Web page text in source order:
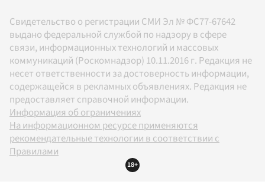
Свидетельство о регистрации СМИ Эл № ФС77-67642
выдано федеральной службой по надзору в сфере
связи, информационных технологий и массовых
коммуникаций (Роскомнадзор) 10.11.2016 г. Редакция не
несет ответственности за достоверность информации,
содержащейся в рекламных объявлениях. Редакция не
предоставляет справочной информации.
Информация об ограничениях
На информационном ресурсе применяются
рекомендательные технологии в соответствии с
Правилами
18+